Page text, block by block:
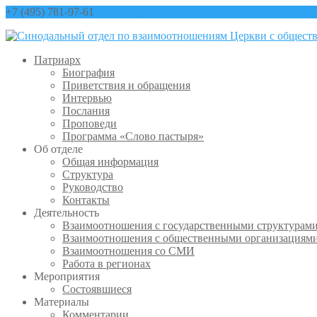
+7 (495) 781-97-61
Патриарх
Биография
Приветствия и обращения
Интервью
Послания
Проповеди
Программа «Слово пастыря»
Об отделе
Общая информация
Структура
Руководство
Контакты
Деятельность
Взаимоотношения с государственными
Взаимоотношения с общественными
Взаимоотношения со СМИ
Работа в регионах
Мероприятия
Состоявшиеся
Материалы
Комментарии